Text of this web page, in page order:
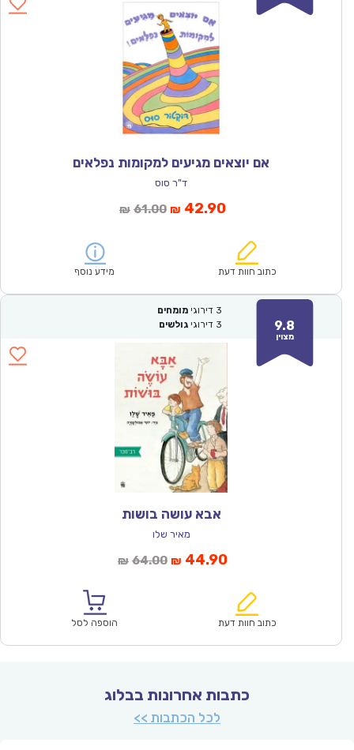
אם יוצאים מגיעים למקומות נפלאים
ד"ר סוס
₪ 61.00המחיר
₪61.00.
₪ 42.90המחיר
הוא:
כתוב חוות דעת מידע נוסף
9.8
מצוין
3 דירוגי מומחים
3 דירוגי גולשים
אבא עושה בושות
מאיר שלו
₪ 64.00המחיר
₪64.00.
₪ 44.90המחיר
הוא:
כתוב חוות דעת הוספה לסל
כתבות אחרונות בבלוג
לכל הכתבות >>